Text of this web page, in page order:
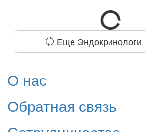
Еще
О нас
Обратная связь